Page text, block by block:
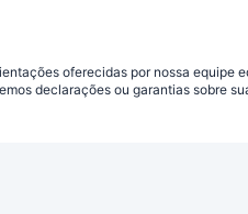
oferecidas por nossa equipe
declarações ou garantias sobre